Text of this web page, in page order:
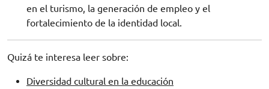
en el turismo, la generación de empleo y el
fortalecimiento de la identidad local.
Quizá te interesa leer sobre:
Diversidad cultural en la educación